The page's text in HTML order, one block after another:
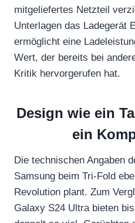
mitgeliefertes Netzteil
Unterlagen das Ladegerät
ermöglicht eine
Wert, der bereits bei
Kritik hervorgerufen hat.
Design wie ein
ein
Die technischen Angaben
Samsung beim Tri-Fold
Revolution plant. Zum
Galaxy S24 Ultra bieten